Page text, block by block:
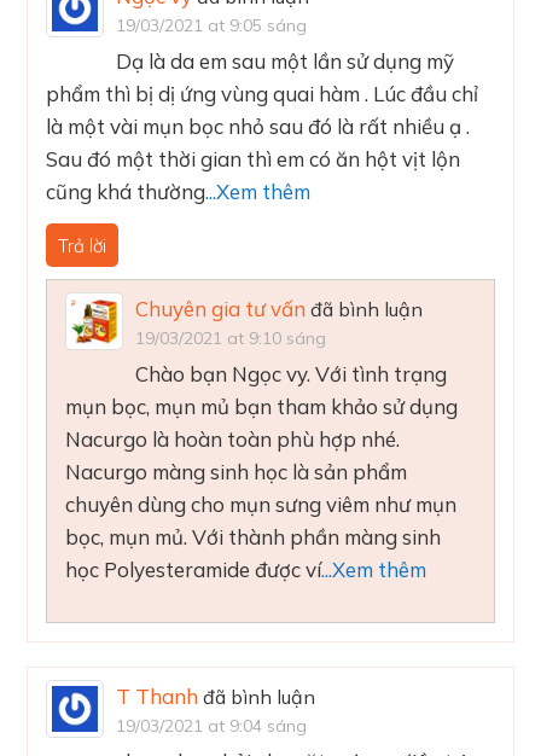
19/03/2021 at 9:05 sáng
Dạ là da em sau một lần sử dụng mỹ
phẩm thì bị dị ứng vùng quai hàm . Lúc đầu chỉ
là một vài mụn bọc nhỏ sau đó là rất nhiều ạ .
Sau đó một thời gian thì em có ăn hột vịt lộn
cũng khá thường...Xem thêm
Trả lời
Chuyên gia tư vấn đã bình luận
19/03/2021 at 9:10 sáng
Chào bạn Ngọc vy. Với tình trạng
mụn bọc, mụn mủ bạn tham khảo sử dụng
Nacurgo là hoàn toàn phù hợp nhé.
Nacurgo màng sinh học là sản phẩm
chuyên dùng cho mụn sưng viêm như mụn
bọc, mụn mủ. Với thành phần màng sinh
học Polyesteramide được ví...Xem thêm
T Thanh đã bình luận
19/03/2021 at 9:04 sáng